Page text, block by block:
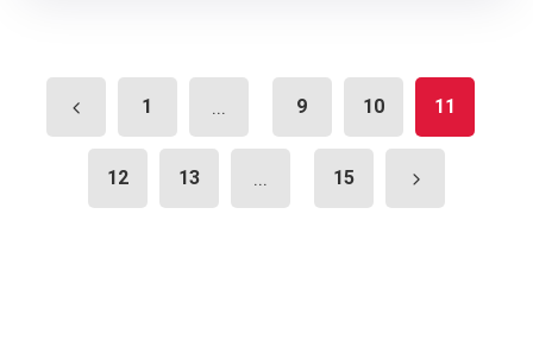
1 ... 9 10 11
12 13 ... 15